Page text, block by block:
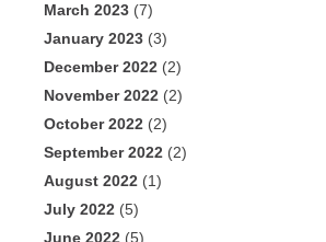
March 2023 (7)
January 2023 (3)
December 2022 (2)
November 2022 (2)
October 2022 (2)
September 2022 (2)
August 2022 (1)
July 2022 (5)
June 2022 (5)